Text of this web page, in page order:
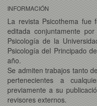
INFORMACIÓN
La revista Psicothema fue
editada conjuntamente
Psicología de la
Psicología del Principado
año.
Se admiten trabajos tanto
pertenecientes a
previamente a su
revisores externos.